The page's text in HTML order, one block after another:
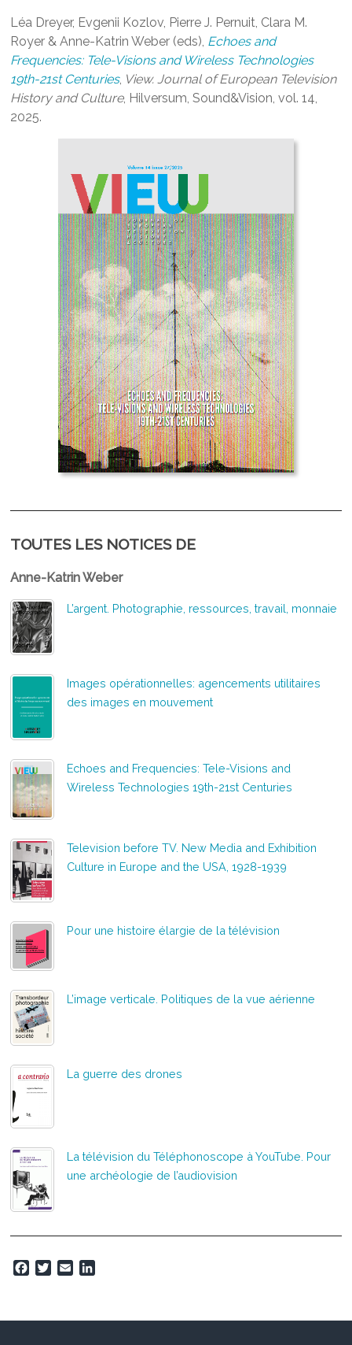
Léa Dreyer, Evgenii Kozlov, Pierre J. Pernuit, Clara M.
Royer & Anne-Katrin Weber (eds), Echoes and
Frequencies: Tele-Visions and Wireless Technologies
19th-21st Centuries, View. Journal of European Television
History and Culture, Hilversum, Sound&Vision, vol. 14,
2025.
TOUTES LES NOTICES DE
Anne-Katrin Weber
L’argent. Photographie, ressources, travail, monnaie
Images opérationnelles: agencements utilitaires
des images en mouvement
Echoes and Frequencies: Tele-Visions and
Wireless Technologies 19th-21st Centuries
Television before TV. New Media and Exhibition
Culture in Europe and the USA, 1928-1939
Pour une histoire élargie de la télévision
L’image verticale. Politiques de la vue aérienne
La guerre des drones
La télévision du Téléphonoscope à YouTube. Pour
une archéologie de l’audiovision